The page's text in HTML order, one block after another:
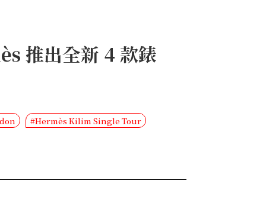
推出全新 4 款錶
#Hermès Kilim Single Tour